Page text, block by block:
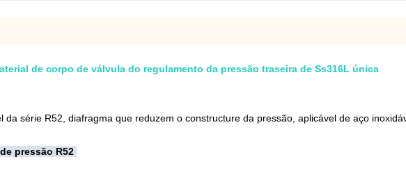
de corpo de válvula do regulamento da pressão traseira de Ss316L única
da série R52, diafragma que reduzem o constructure da pressão, aplicável de aço
pressão R52